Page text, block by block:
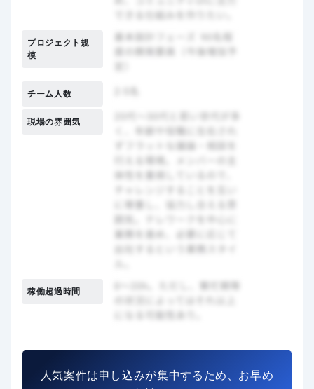
プロジェクト規
模
チーム人数
現場の雰囲気
稼働超過時間
人気案件は申し込みが集中するため、お早め